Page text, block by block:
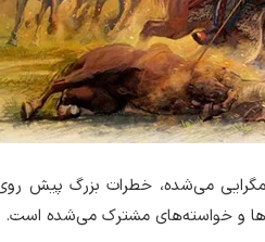
می‌شده، خطرات بزرگ پیش روی
و خواسته‌های مشترک می‌شده است.